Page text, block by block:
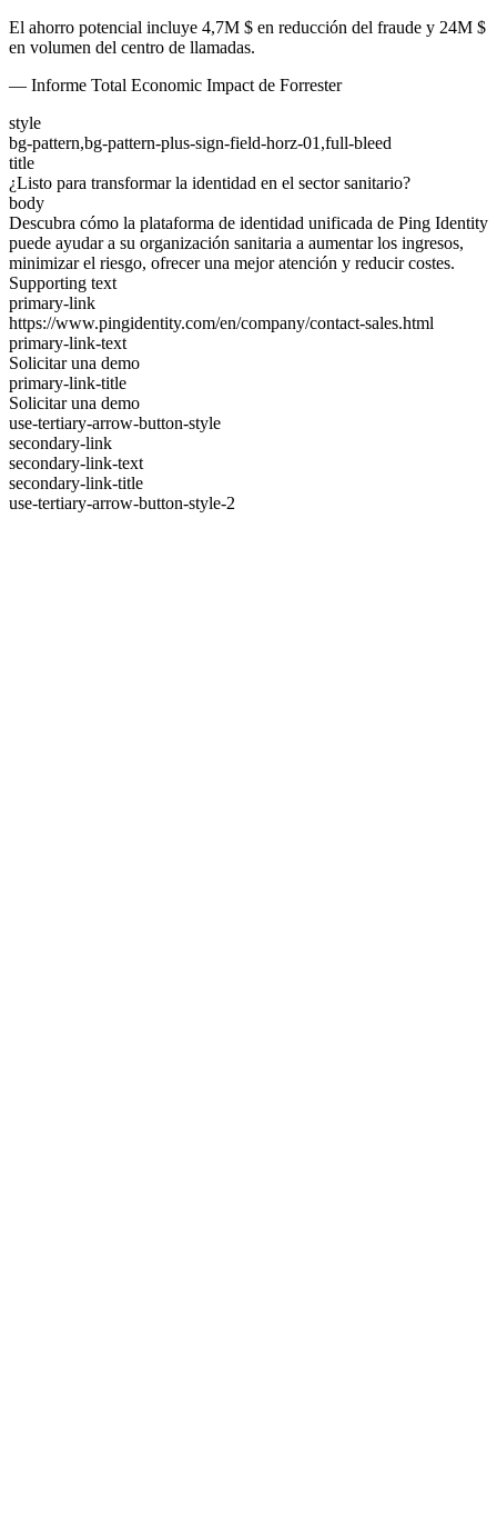
El ahorro potencial incluye 4,7M $ en reducción del fraude y 24M $
en volumen del centro de llamadas.
— Informe Total Economic Impact de Forrester
style
bg-pattern,bg-pattern-plus-sign-field-horz-01,full-bleed
title
¿Listo para transformar la identidad en el sector sanitario?
body
Descubra cómo la plataforma de identidad unificada de Ping Identity
puede ayudar a su organización sanitaria a aumentar los ingresos,
minimizar el riesgo, ofrecer una mejor atención y reducir costes.
Supporting text
primary-link
https://www.pingidentity.com/en/company/contact-sales.html
primary-link-text
Solicitar una demo
primary-link-title
Solicitar una demo
use-tertiary-arrow-button-style
secondary-link
secondary-link-text
secondary-link-title
use-tertiary-arrow-button-style-2